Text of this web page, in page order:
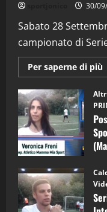
30/
Sabato 28
campionato di
Per saperne di più
–
–
a
2
3
4